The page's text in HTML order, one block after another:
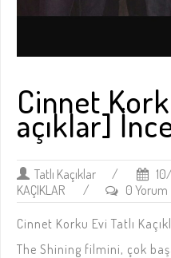
Cinnet
açıklar]
Tatlı Kaçıklar /
KAÇIKLAR
/ 0 Yorum
Cinnet Korku Evi Tatlı
The Shining filmini, çok